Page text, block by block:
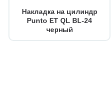
Накладка на цилиндр
Punto ET QL BL-24
черный